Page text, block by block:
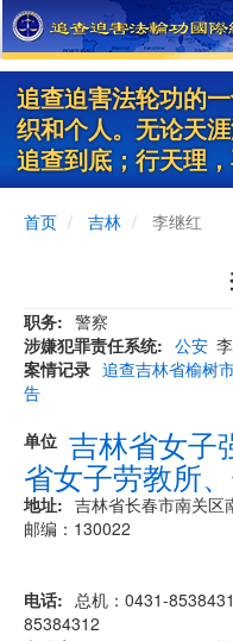
Skip
to
main
content
追查迫害法轮功的
织和个人。无论天
追查到底；行天理
首页 吉林 李继红
职务
警察
涉嫌犯罪责任系统
公安
案情记录 追查吉林省榆树
告
单位 吉林省女子
省女子劳教所
地址
吉林省长春市南关区
邮编：130022
电话
总机：0431-
85384312